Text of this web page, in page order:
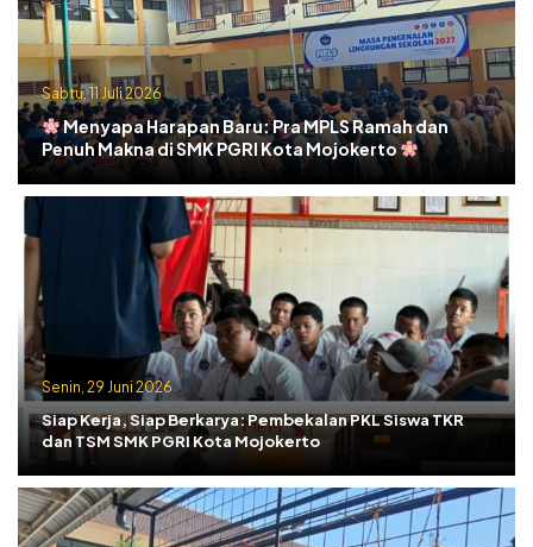
Sabtu, 11 Juli 2026
Menyapa Harapan Baru: Pra MPLS Ramah dan
Penuh Makna di SMK PGRI Kota Mojokerto
Senin, 29 Juni 2026
Siap Kerja, Siap Berkarya: Pembekalan PKL Siswa TKR
dan TSM SMK PGRI Kota Mojokerto